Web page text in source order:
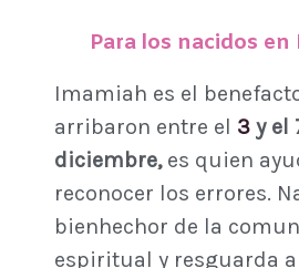
Para los nacidos
Imamiah es el
arribaron entre el 3 y el
diciembre,es quien
reconocer los errores.
bienhechor de la
espiritual y resguarda